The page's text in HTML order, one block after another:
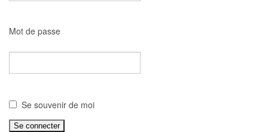
Mot de passe
Se souvenir de moi